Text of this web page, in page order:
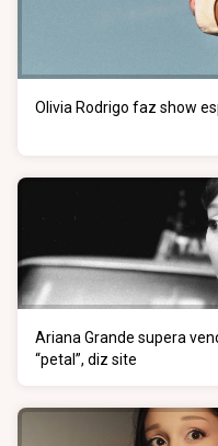
Olivia Rodrigo faz show
Ariana Grande supera
“petal”, diz site